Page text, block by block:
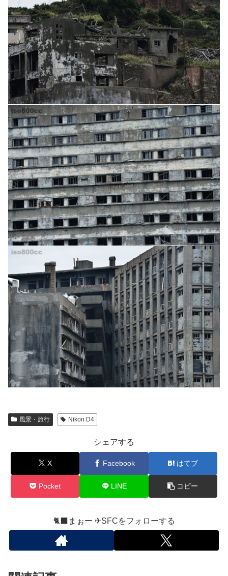
風景・旅行 Nikon D4
シェアする
X Facebook はてブ
Pocket LINE コピー
🐈‍⬛まぉー ✈︎SFCをフォローする